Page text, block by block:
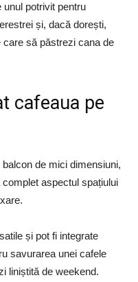
unul potrivit pentru
și, dacă dorești,
să păstrezi cana de
cafeaua pe
de mici dimensiuni,
aspectul spațiului
și pot fi integrate
savurarea unei cafele
liniștită de weekend.